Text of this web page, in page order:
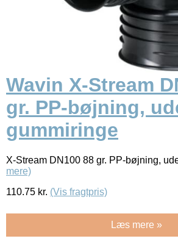
Wavin X-Stream
gr. PP-bøjning,
gummiringe
X-Stream DN100 88 gr. PP-bøjning,
mere)
110.75 kr. (Vis fragtpris)
Læs mere »